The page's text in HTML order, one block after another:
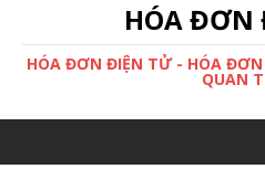
HÓA ĐƠN
HÓA ĐƠN ĐIỆN TỬ - HÓA ĐƠN
QUAN